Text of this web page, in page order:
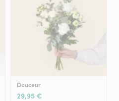
Douceur
29,95 €